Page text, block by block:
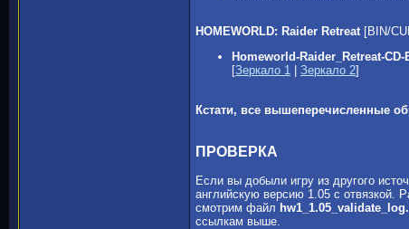
HOMEWORLD: Raider Retreat [BIN/
Homeworld-Raider_Retreat-CD-
[Зеркало 1 Зеркало 2]
Кстати, все вышеперечисленные
ПРОВЕРКА
Если вы добыли игру из другого
английскую версию 1.05 с отвязкой.
смотрим файл
ссылкам выше.